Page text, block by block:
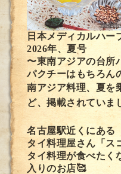
日本メディカルハー
2026年、夏号
〜東南アジアの台所
パクチーはもちろん
南アジア料理、夏を
ど、掲載されていま
名古屋駅近くにある
タイ料理屋さん「ス
タイ料理が食べたく
入りのお店🥰